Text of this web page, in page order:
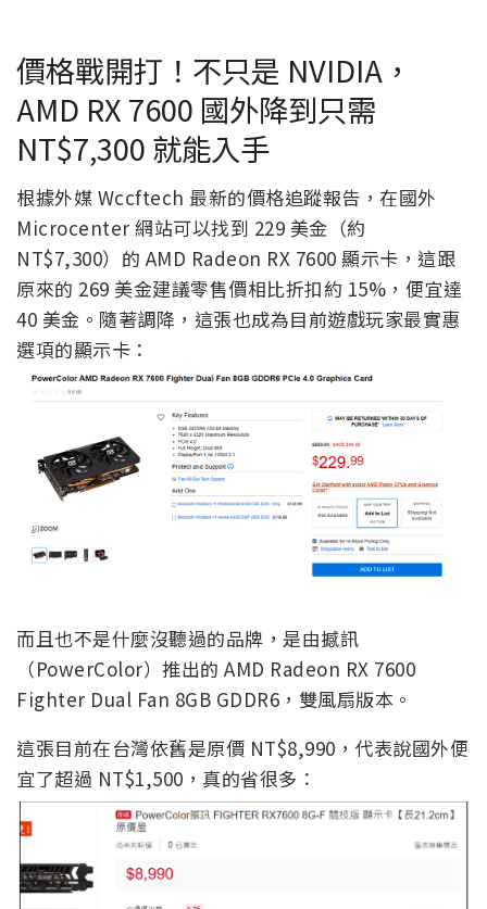
價格戰開打！不只是 NVIDIA，
AMD RX 7600 國外降到只需
NT$7,300 就能入手
根據外媒 Wccftech 最新的價格追蹤報告，在國外
Microcenter 網站可以找到 229 美金（約
NT$7,300）的 AMD Radeon RX 7600 顯示卡，這跟
原來的 269 美金建議零售價相比折扣約 15%，便宜達
40 美金。隨著調降，這張也成為目前遊戲玩家最實惠
選項的顯示卡：
而且也不是什麼沒聽過的品牌，是由撼訊
（PowerColor）推出的 AMD Radeon RX 7600
Fighter Dual Fan 8GB GDDR6，雙風扇版本。
這張目前在台灣依舊是原價 NT$8,990，代表說國外便
宜了超過 NT$1,500，真的省很多：